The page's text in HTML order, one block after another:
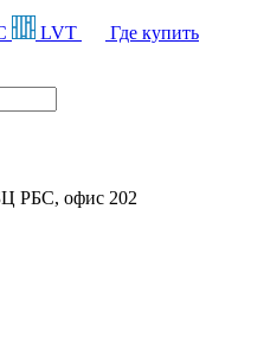
LVT
Где купить
РБС, офис 202